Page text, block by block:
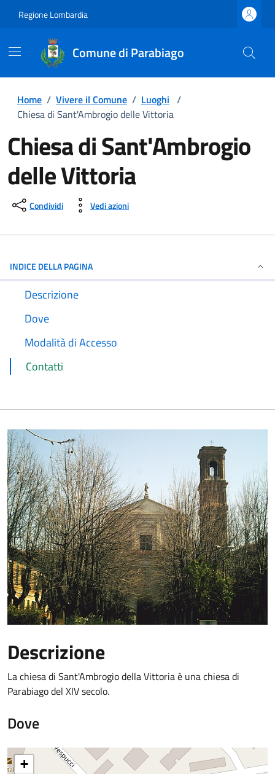
Regione Lombardia
Comune di Parabiago
Home / Vivere il Comune / Luoghi /
Chiesa di Sant'Ambrogio delle Vittoria
Chiesa di Sant'Ambrogio
delle Vittoria
Condividi Vedi azioni
INDICE DELLA PAGINA
Descrizione
Dove
Modalità di Accesso
Contatti
Descrizione
La chiesa di Sant'Ambrogio della Vittoria è una chiesa di
Parabiago del XIV secolo.
Dove
+